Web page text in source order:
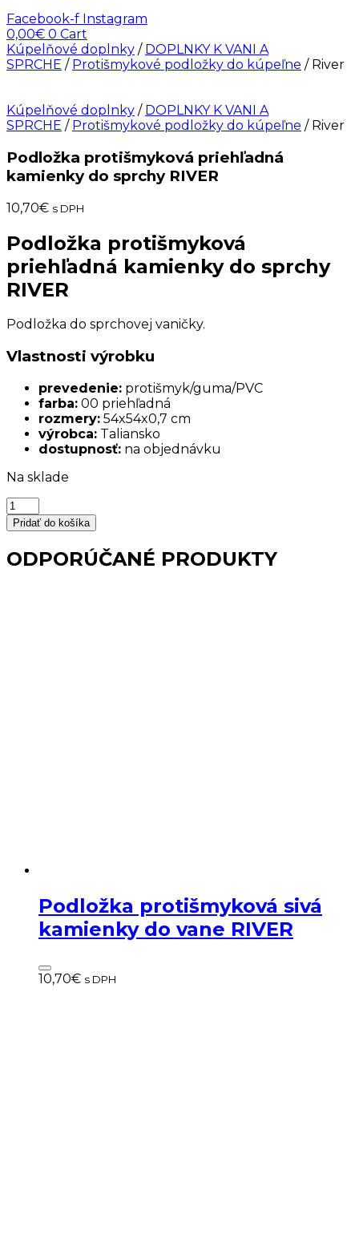
Facebook-f Instagram
0,00€ 0 Cart
Kúpelňové doplnky / DOPLNKY K VANI A
SPRCHE / Protišmykové podložky do kúpeľne / River
Kúpelňové doplnky / DOPLNKY K VANI A
SPRCHE / Protišmykové podložky do kúpeľne / River
Podložka protišmyková priehľadná
kamienky do sprchy RIVER
10,70€ s DPH
Podložka protišmyková
priehľadná kamienky do sprchy
RIVER
Podložka do sprchovej vaničky.
Vlastnosti výrobku
prevedenie: protišmyk/guma/PVC
farba: 00 priehľadná
rozmery: 54x54x0,7 cm
výrobca: Taliansko
dostupnosť: na objednávku
Na sklade
množstvo
Podložka
protišmyková
priehľadná
kamienky
Pridať do košíka
ODPORÚČANÉ PRODUKTY
Podložka protišmyková sivá
kamienky do vane RIVER
10,70€ s DPH